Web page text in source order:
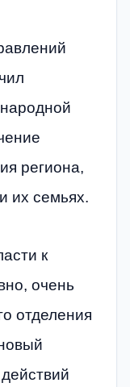
региона,
их семьях.
к
очень
отделения